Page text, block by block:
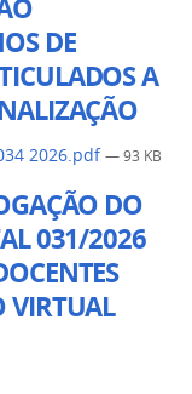
DE
A
2026.pdf — 93 KB
DO
031/2026
VIRTUAL